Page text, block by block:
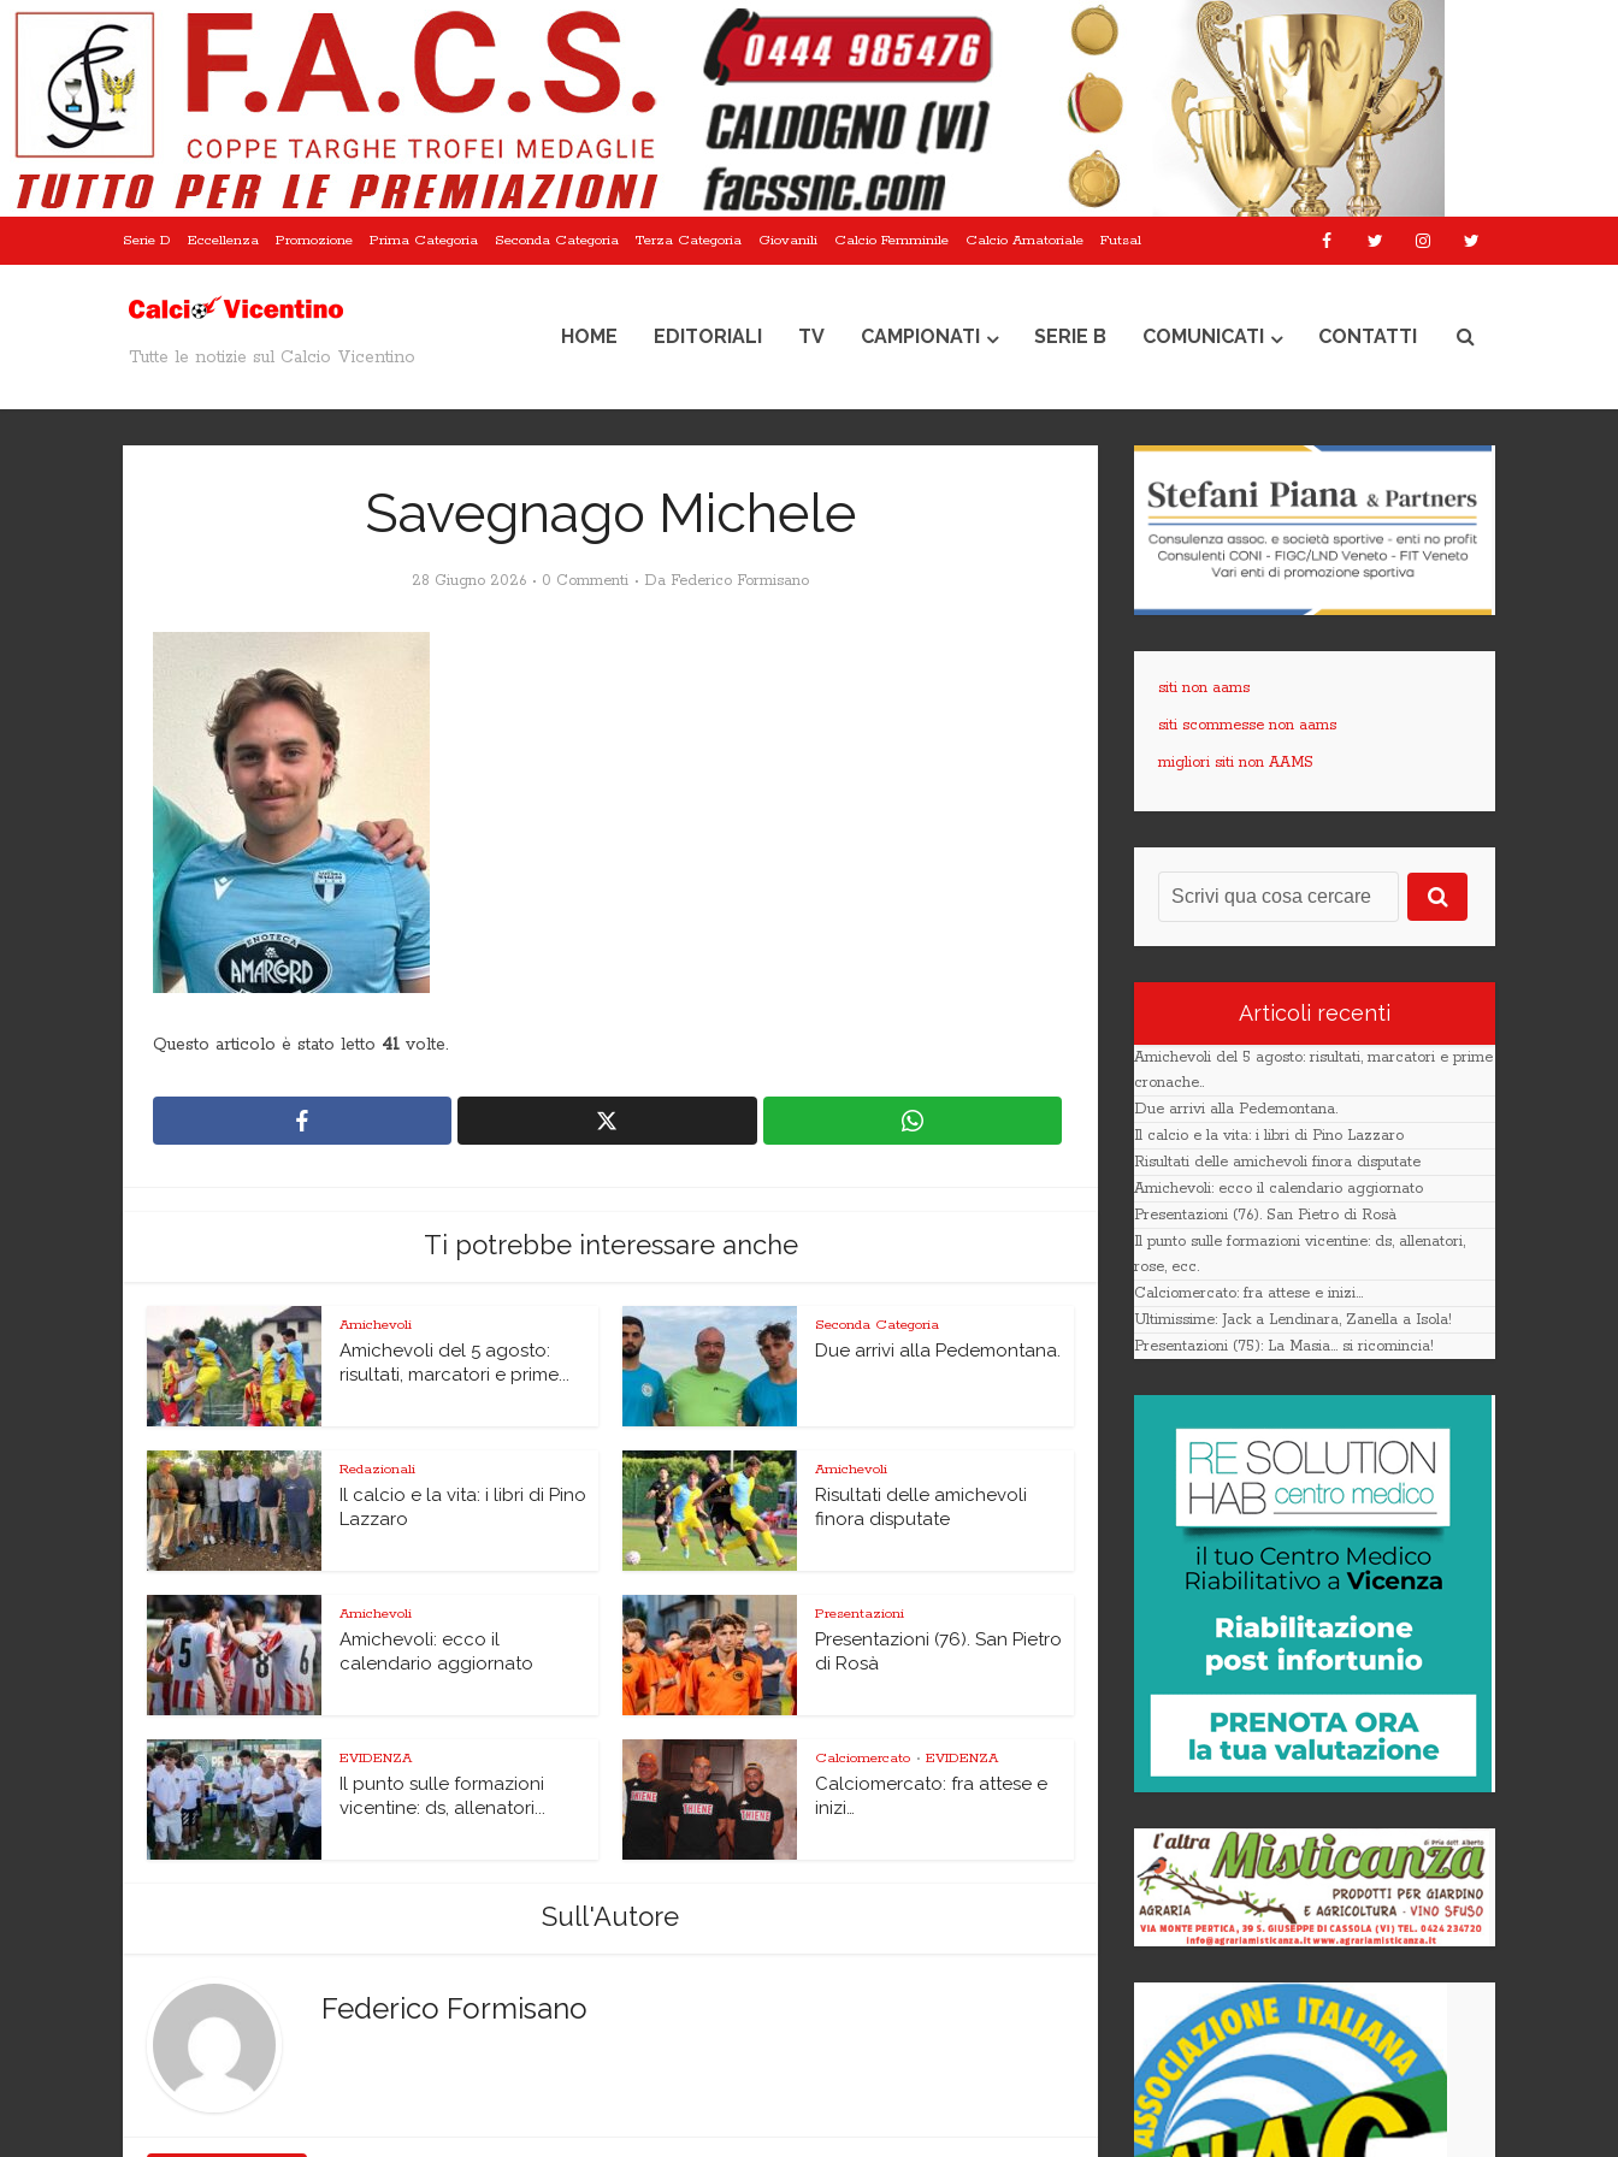
Serie D Eccellenza Promozione Prima Categoria Seconda Categoria Terza Categoria Giovanili Calcio Femminile Calcio Amatoriale Futsal
Tutte le notizie sul Calcio Vicentino
HOME EDITORIALI TV CAMPIONATI SERIE B COMUNICATI CONTATTI
Savegnago Michele
28 Giugno 2026 0 Commenti Da Federico Formisano
Questo articolo è stato letto 41 volte.
Ti potrebbe interessare anche
Amichevoli
Amichevoli del 5 agosto:
risultati, marcatori e prime...
Seconda Categoria
Due arrivi alla Pedemontana.
Redazionali
Il calcio e la vita: i libri di Pino
Lazzaro
Amichevoli
Risultati delle amichevoli
finora disputate
Amichevoli
Amichevoli: ecco il
calendario aggiornato
Presentazioni
Presentazioni (76). San Pietro
di Rosà
EVIDENZA
Il punto sulle formazioni
vicentine: ds, allenatori...
Calciomercato • EVIDENZA
Calciomercato: fra attese e
inizi…
Sull'Autore
Federico Formisano
siti non aams
siti scommesse non aams
migliori siti non AAMS
Articoli recenti
Amichevoli del 5 agosto: risultati, marcatori e prime
cronache..
Due arrivi alla Pedemontana.
Il calcio e la vita: i libri di Pino Lazzaro
Risultati delle amichevoli finora disputate
Amichevoli: ecco il calendario aggiornato
Presentazioni (76). San Pietro di Rosà
Il punto sulle formazioni vicentine: ds, allenatori,
rose, ecc.
Calciomercato: fra attese e inizi…
Ultimissime: Jack a Lendinara, Zanella a Isola!
Presentazioni (75): La Masia… si ricomincia!